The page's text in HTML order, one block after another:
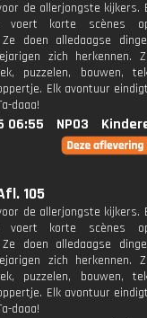
de allerjongste kijkers.
voert korte scènes
Ze doen alledaagse
zich herkennen.
puzzelen, bouwen,
Elk avontuur
daaa!
06:55 NPO3
105
de allerjongste kijkers.
voert korte scènes
Ze doen alledaagse
zich herkennen.
puzzelen, bouwen,
Elk avontuur
daaa!